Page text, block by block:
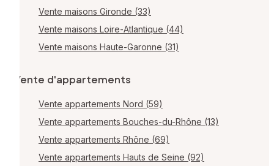
Vente maisons Gironde (33)
Vente maisons Loire-Atlantique (44)
Vente maisons Haute-Garonne (31)
Vente d'appartements
Vente appartements Nord (59)
Vente appartements Bouches-du-Rhône (13)
Vente appartements Rhône (69)
Vente appartements Hauts de Seine (92)